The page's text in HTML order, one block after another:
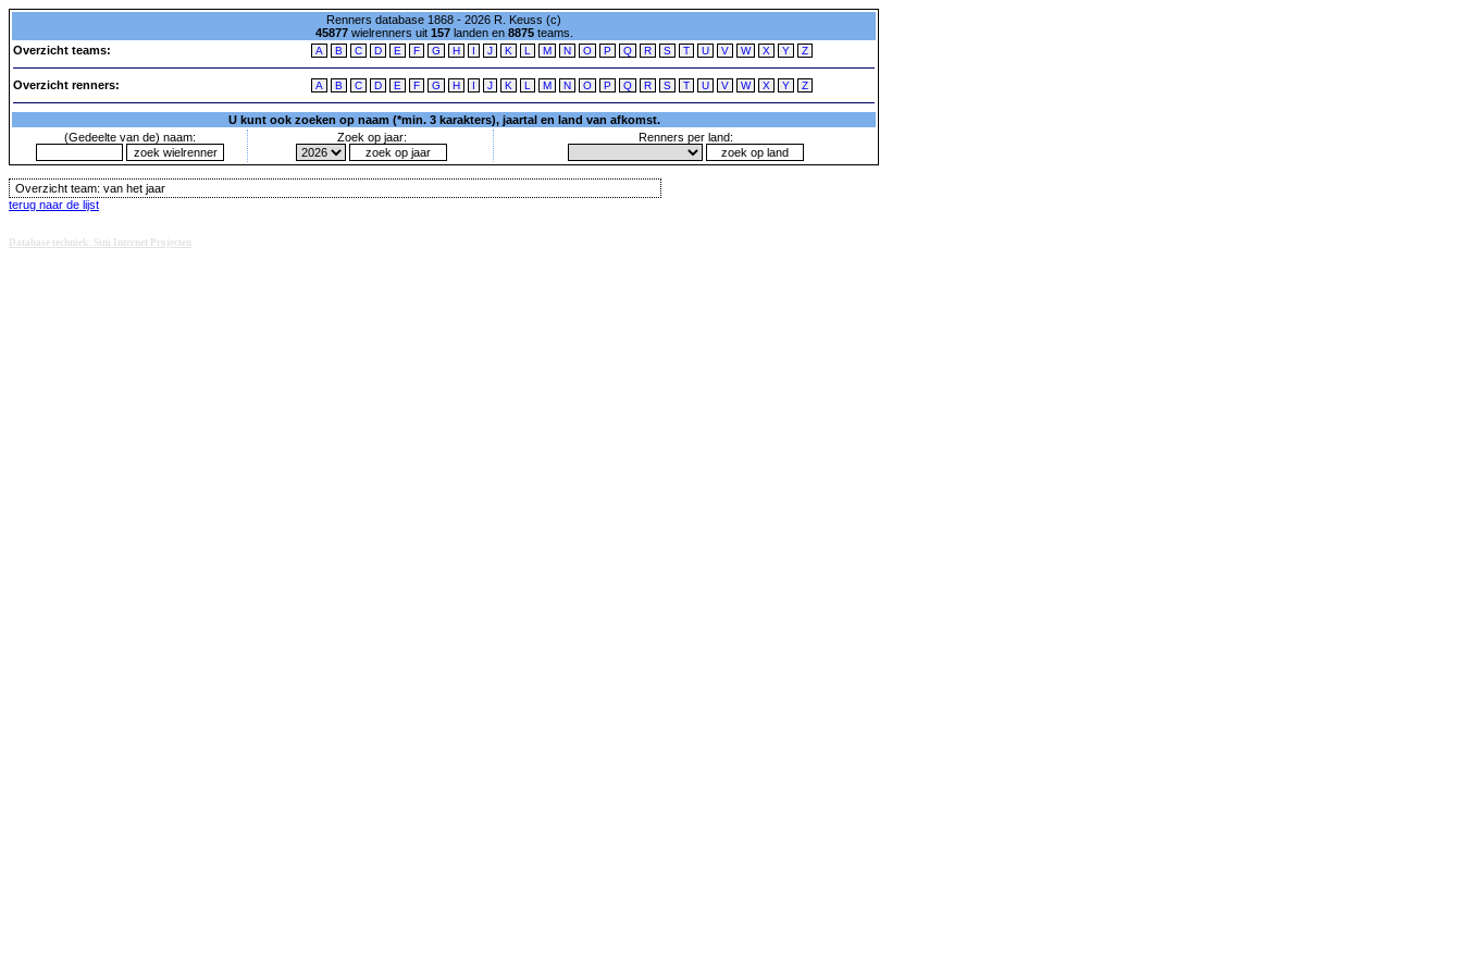
Renners database 1868 - 2026 R. Keuss (c)
45877wielrenners uit 157landen en 8875teams.
Overzicht teams:
A B C D E F G H I J K L M N O P Q R S T U V W X Y Z
Overzicht renners: A B C D E F G H I J K L M N O P Q R S T U V W X Y Z
U kunt ook zoeken op naam (*min. 3 karakters), jaartal en land van afkomst.
(Gedeelte van de) naam:
Zoek op jaar: Renners per land:
Overzicht team: van het jaar
terug naar de lijst
Database techniek: Sini Internet Projecten